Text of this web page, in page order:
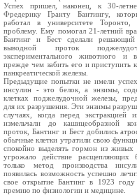
Успех пришел, наконец, к 30-
Фредерику Гранту Бантингу,
работал в университете Торонто,
проблему. Ему помогал 21-летний
Бантинг и Бест сделали
выводной проток
экспериментального животного и
прежде чем забить его и приступить
панкреатической железы.
Предыдущие попытки не имели
инсулин - это белок, а энзимы,
клетках поджелудочной железы,
для их разрушения. Эти энзимы
случаях, когда перед экстракцией
измельчали до кашицеобразной
проток, Бантинг и Бест добились
обычные клетки утратили свою
спокойно выделять гормон из живых
угрожало действие расщепляющих
только метод производства
появилась возможность успешно
свое открытие Бантинг в 1923
премию по физиологии и медицине.